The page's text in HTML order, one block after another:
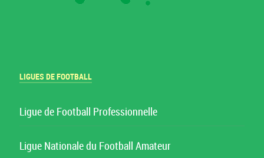
LIGUES DE FOOTBALL
Ligue de Football Professionnelle
Ligue Nationale du Football Amateur